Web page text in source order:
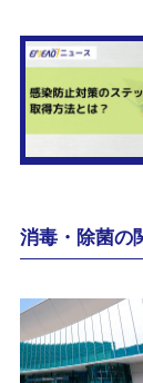
消毒・除菌の